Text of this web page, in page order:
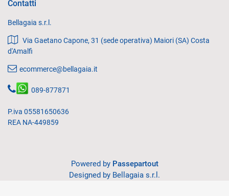
Contatti
Bellagaia s.r.l.
Via Gaetano Capone, 31 (sede operativa) Maiori (SA) Costa
d'Amalfi
ecommerce@bellagaia.it
089-877871
P.iva 05581650636
REA NA-449859
Powered by Passepartout
Designed by Bellagaia s.r.l.